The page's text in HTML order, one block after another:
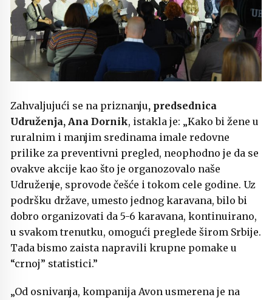
Zahvaljujući se na priznanju, predsednica
Udruženja, Ana Dornik, istakla je: „Kako bi žene u
ruralnim i manjim sredinama imale redovne
prilike za preventivni pregled, neophodno je da se
ovakve akcije kao što je organozovalo naše
Udruženje, sprovode češće i tokom cele godine. Uz
podršku države, umesto jednog karavana, bilo bi
dobro organizovati da 5-6 karavana, kontinuirano,
u svakom trenutku, omogući preglede širom Srbije.
Tada bismo zaista napravili krupne pomake u
“crnoj” statistici.”
„Od osnivanja, kompanija Avon usmerena je na